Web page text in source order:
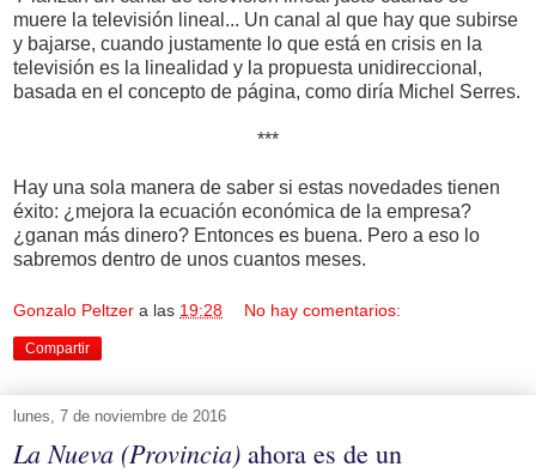
muere la televisión lineal... Un canal al que hay que subirse
y bajarse, cuando justamente lo que está en crisis en la
televisión es la linealidad y la propuesta unidireccional,
basada en el concepto de página, como diría Michel Serres.
***
Hay una sola manera de saber si estas novedades tienen
éxito: ¿mejora la ecuación económica de la empresa?
¿ganan más dinero? Entonces es buena. Pero a eso lo
sabremos dentro de unos cuantos meses.
Gonzalo Peltzer a las 19:28 No hay comentarios:
Compartir
lunes, 7 de noviembre de 2016
La Nueva (Provincia) ahora es de un